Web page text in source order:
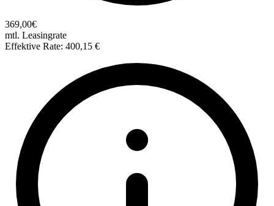
369,00€
mtl. Leasingrate
Effektive Rate: 400,15 €